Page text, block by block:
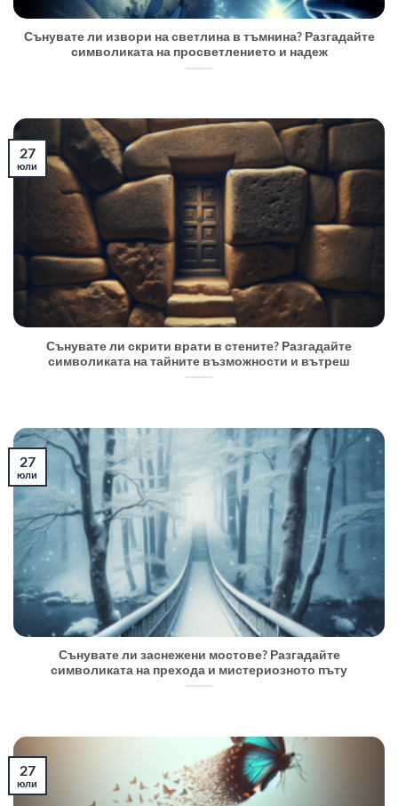
Сънувате ли извори на светлина в тъмнина? Разгадайте
символиката на просветлението и надеж
Сънувате ли скрити врати в стените? Разгадайте
символиката на тайните възможности и вътреш
27
юли
Сънувате ли заснежени мостове? Разгадайте
символиката на прехода и мистериозното пъту
27
юли
27
юли